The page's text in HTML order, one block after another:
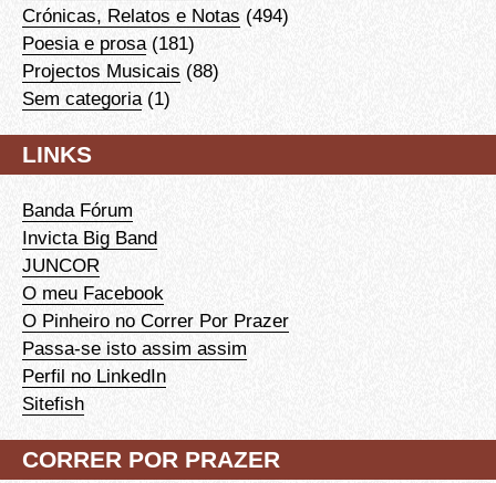
Crónicas, Relatos e Notas (494)
Poesia e prosa (181)
Projectos Musicais (88)
Sem categoria (1)
LINKS
Banda Fórum
Invicta Big Band
JUNCOR
O meu Facebook
O Pinheiro no Correr Por Prazer
Passa-se isto assim assim
Perfil no LinkedIn
Sitefish
CORRER POR PRAZER